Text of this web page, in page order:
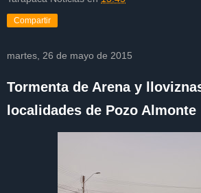
Compartir
martes, 26 de mayo de 2015
Tormenta de Arena y
localidades de Pozo Almonte